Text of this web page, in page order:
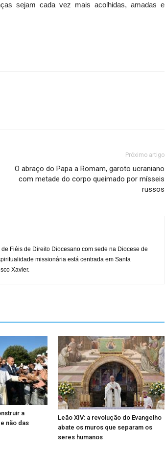
sejam cada vez mais acolhidas, amadas e
Próximo artigo
O abraço do Papa a Romam, garoto ucraniano
com metade do corpo queimado por mísseis
russos
Fiéis de Direito Diocesano com sede na Diocese de
missionária está centrada em Santa
Xavier.
a
não das
Leão XIV: a revolução do Evangelho
abate os muros que separam os
seres humanos